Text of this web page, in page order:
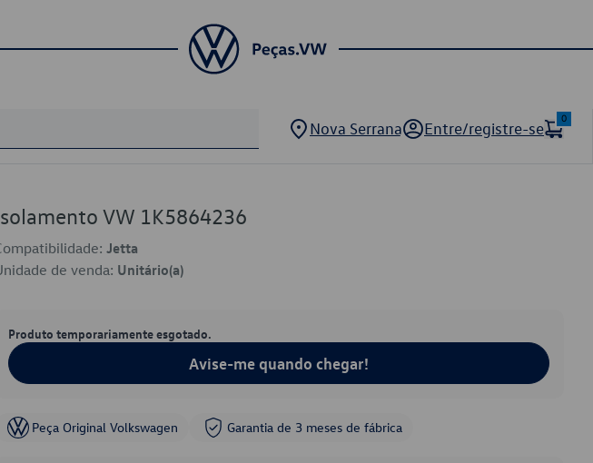
Nova Serrana Entre/registre-se
0
VW 1K5864236
Jetta
de venda: Unitário(a)
Produto temporariamente esgotado.
Avise-me quando chegar!
Peça Original Volkswagen Garantia de 3 meses de fábrica